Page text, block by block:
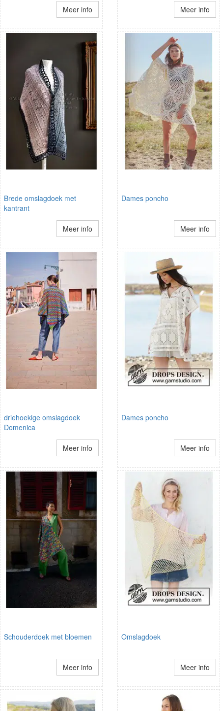
Meer info Meer info
Brede omslagdoek met
kantrant
Meer info
Dames poncho
Meer info
driehoekige omslagdoek
Domenica
Meer info
Dames poncho
Meer info
Schouderdoek met bloemen
Meer info
Omslagdoek
Meer info